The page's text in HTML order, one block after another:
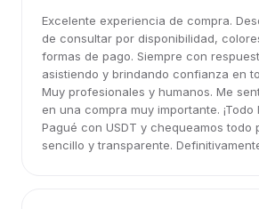
Excelente experiencia de compra.
de consultar por disponibilidad,
formas de pago. Siempre con
asistiendo y brindando confianza en
Muy profesionales y humanos. Me
en una compra muy importante.
Pagué con USDT y chequeamos todo
sencillo y transparente.